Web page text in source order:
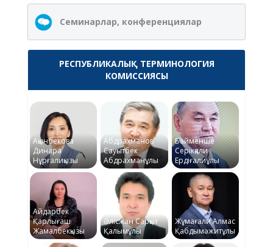
Семинарлар, конференциялар
РЕСПУБЛИКАЛЫҚ ТЕРМИНОЛОГИЯ
КОМИССИЯСЫ
Ақынбекова
Динара
Нұрғалиқызы
Абдрахманов
Сауытбек
Абдрахманұлы
Байменше
Серікқали
Ердіғалиұлы
Айдарбек
Қарлығаш
Жамалбекқызы
Әлісжан Сарқыт
Қалымұлы
Жұмағали Алмас
Қабдымәжитұлы